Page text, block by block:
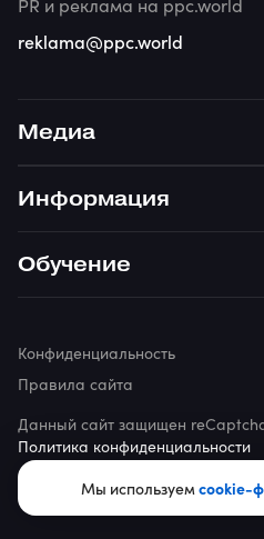
Мы используемcookie-
Медиа
Информация
Обучение
PR и реклама на ppc.world
reklama@ppc.world
© 2026 ppc.world
Данный сайт защищен
Политика конфиденциальности
Конфиденциальность
Правила сайта